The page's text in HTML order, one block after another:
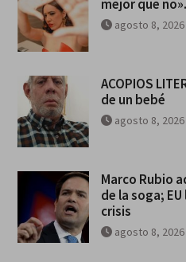
mejor que
agosto 8, 2026
ACOPIOS
de un bebé
agosto 8, 2026
Marco Rubio
de la soga;
crisis
agosto 8, 2026